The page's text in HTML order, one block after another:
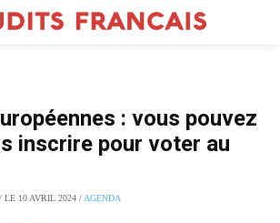
: vous pouvez
inscrire pour voter au
LE 10 AVRIL 2024 /AGENDA